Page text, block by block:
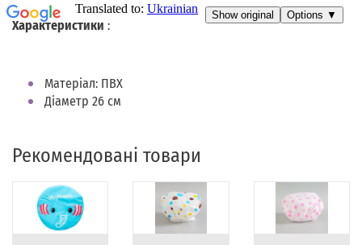
Характеристики :
Матеріал: ПВХ
Діаметр 26 см
Рекомендовані товари